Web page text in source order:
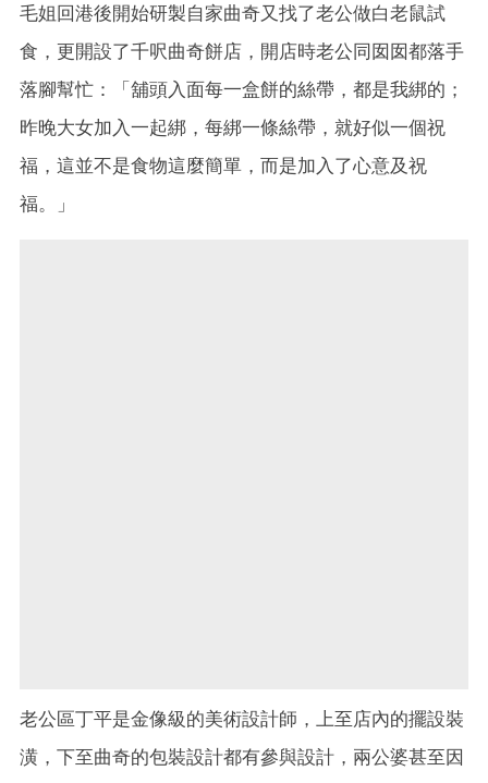
毛姐回港後開始研製自家曲奇又找了老公做白老鼠試
食，更開設了千呎曲奇餅店，開店時老公同囡囡都落手
落腳幫忙：「舖頭入面每一盒餅的絲帶，都是我綁的；
昨晚大女加入一起綁，每綁一條絲帶，就好似一個祝
福，這並不是食物這麼簡單，而是加入了心意及祝
福。」
老公區丁平是金像級的美術設計師，上至店內的擺設裝
潢，下至曲奇的包裝設計都有參與設計，兩公婆甚至因